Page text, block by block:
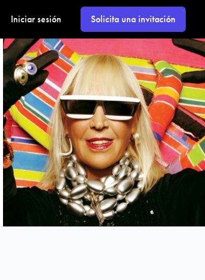
Iniciar sesión Solicita una invitación